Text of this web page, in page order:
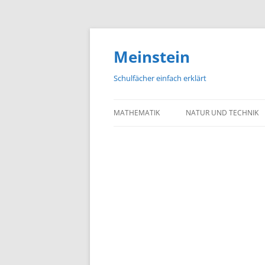
Meinstein
Schulfächer einfach erklärt
MATHEMATIK NATUR UND TECHNIK